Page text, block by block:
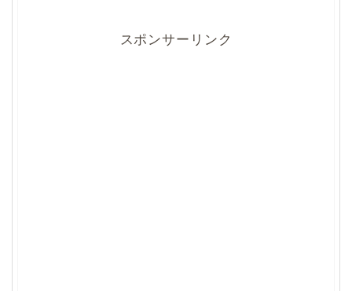
スポンサーリンク